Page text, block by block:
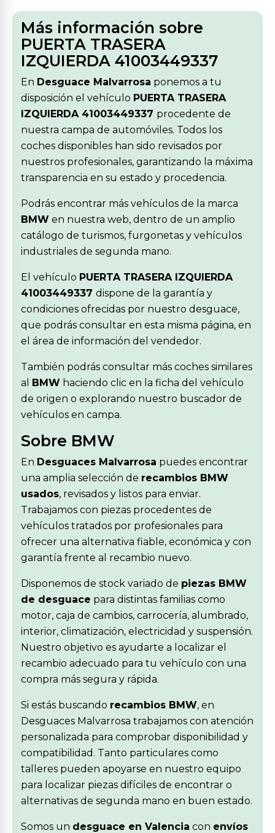
Más información sobre
PUERTA TRASERA
IZQUIERDA 41003449337
En Desguace Malvarrosa ponemos a tu
disposición el vehículo PUERTA TRASERA
IZQUIERDA 41003449337 procedente de
nuestra campa de automóviles. Todos los
coches disponibles han sido revisados por
nuestros profesionales, garantizando la máxima
transparencia en su estado y procedencia.
Podrás encontrar más vehículos de la marca
BMW en nuestra web, dentro de un amplio
catálogo de turismos, furgonetas y vehículos
industriales de segunda mano.
El vehículo PUERTA TRASERA IZQUIERDA
41003449337 dispone de la garantía y
condiciones ofrecidas por nuestro desguace,
que podrás consultar en esta misma página, en
el área de información del vendedor.
También podrás consultar más coches similares
al BMW haciendo clic en la ficha del vehículo
de origen o explorando nuestro buscador de
vehículos en campa.
Sobre BMW
En Desguaces Malvarrosa puedes encontrar
una amplia selección de recambios BMW
usados, revisados y listos para enviar.
Trabajamos con piezas procedentes de
vehículos tratados por profesionales para
ofrecer una alternativa fiable, económica y con
garantía frente al recambio nuevo.
Disponemos de stock variado de piezas BMW
de desguace para distintas familias como
motor, caja de cambios, carrocería, alumbrado,
interior, climatización, electricidad y suspensión.
Nuestro objetivo es ayudarte a localizar el
recambio adecuado para tu vehículo con una
compra más segura y rápida.
Si estás buscando recambios BMW, en
Desguaces Malvarrosa trabajamos con atención
personalizada para comprobar disponibilidad y
compatibilidad. Tanto particulares como
talleres pueden apoyarse en nuestro equipo
para localizar piezas difíciles de encontrar o
alternativas de segunda mano en buen estado.
Somos un desguace en Valencia con envíos